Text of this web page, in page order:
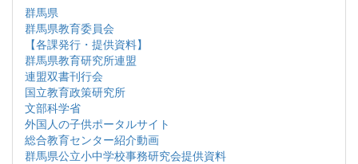
群馬県
群馬県教育委員会
【各課発行・提供資料】
群馬県教育研究所連盟
連盟双書刊行会
国立教育政策研究所
文部科学省
外国人の子供ポータルサイト
総合教育センター紹介動画
群馬県公立小中学校事務研究会提供資料